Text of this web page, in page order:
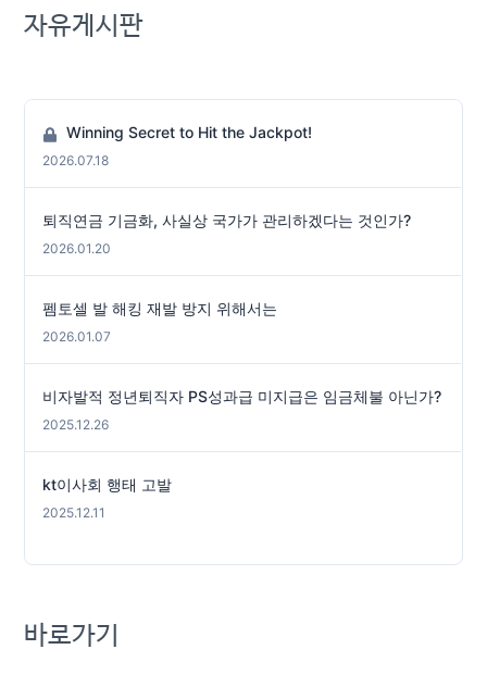
자유게시판
Winning Secret to Hit the Jackpot!
2026.07.18
퇴직연금 기금화, 사실상 국가가 관리하겠다는 것인가?
2026.01.20
펨토셀 발 해킹 재발 방지 위해서는
2026.01.07
비자발적 정년퇴직자 PS성과급 미지급은 임금체불 아닌가?
2025.12.26
kt이사회 행태 고발
2025.12.11
바로가기